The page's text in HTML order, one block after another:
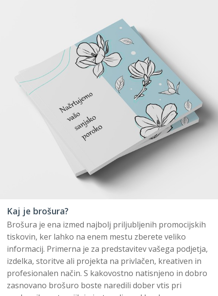
Kaj je brošura?
Brošura je ena izmed najbolj priljubljenih promocijskih
tiskovin, ker lahko na enem mestu zberete veliko
informacij. Primerna je za predstavitev vašega podjetja,
izdelka, storitve ali projekta na privlačen, kreativen in
profesionalen način. S kakovostno natisnjeno in dobro
zasnovano brošuro boste naredili dober vtis pri